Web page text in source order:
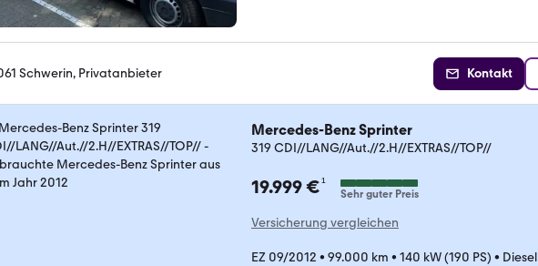
Schwerin, Privatanbieter Kontakt
Mercedes-Benz Sprinter
319 CDI//LANG//Aut.//2.H//EXTRAS//TOP//
19.999 €¹
Sehr guter Preis
Versicherung vergleichen
EZ 09/2012 • 99.000 km • 140 kW (190 PS) • Diesel